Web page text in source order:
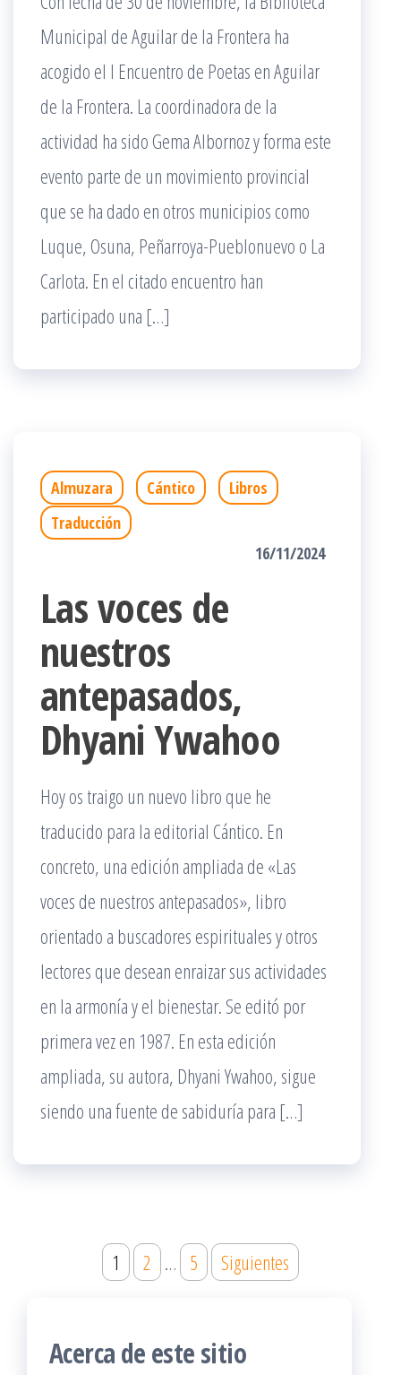
Municipal de Aguilar de la Frontera ha
acogido el I Encuentro de Poetas en Aguilar
de la Frontera. La coordinadora de la
actividad ha sido Gema Albornoz y forma este
evento parte de un movimiento provincial
que se ha dado en otros municipios como
Luque, Osuna, Peñarroya-Pueblonuevo o La
Carlota. En el citado encuentro han
participado una […]
Almuzara Cántico
Libros
Traducción
16/11/2024
Las voces de
nuestros
antepasados,
Dhyani Ywahoo
Hoy os traigo un nuevo libro que he
traducido para la editorial Cántico. En
concreto, una edición ampliada de «Las
voces de nuestros antepasados», libro
orientado a buscadores espirituales y otros
lectores que desean enraizar sus actividades
en la armonía y el bienestar. Se editó por
primera vez en 1987. En esta edición
ampliada, su autora, Dhyani Ywahoo, sigue
siendo una fuente de sabiduría para […]
Paginación
1 2 … 5 Siguientes
Acerca de este sitio